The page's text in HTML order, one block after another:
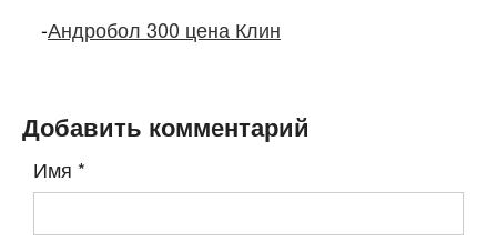
-Андробол 300 цена Клин
Добавить комментарий
Имя *